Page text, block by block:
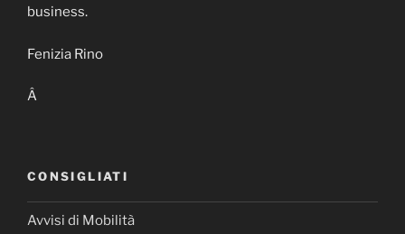
business.
Fenizia Rino
Â
CONSIGLIATI
Avvisi di Mobilità